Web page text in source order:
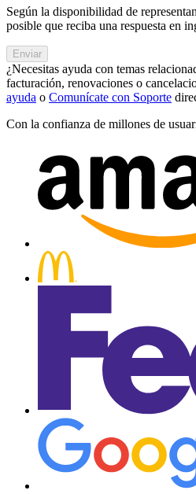
Según la disponibilidad de
posible que reciba una respuesta en
Enviar
¿Necesitas ayuda con temas
facturación, renovaciones o
ayuda o Comunícate con Soporte
Con la confianza de millones de